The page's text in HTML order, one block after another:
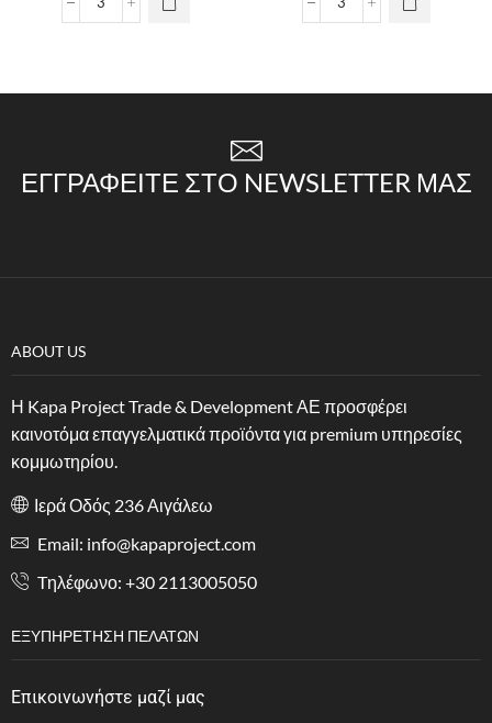
ΕΓΓΡΑΦΕΊΤΕ ΣΤΟ NEWSLETTER ΜΑΣ
ABOUT US
Η Kapa Project Trade & Development ΑΕ προσφέρει
καινοτόμα επαγγελματικά προϊόντα για premium υπηρεσίες
κομμωτηρίου.
Ιερά Οδός 236 Αιγάλεω
Email: info@kapaproject.com
Tηλέφωνο: +30 2113005050
ΕΞΥΠΗΡΈΤΗΣΗ ΠΕΛΑΤΏΝ
Επικοινωνήστε μαζί μας